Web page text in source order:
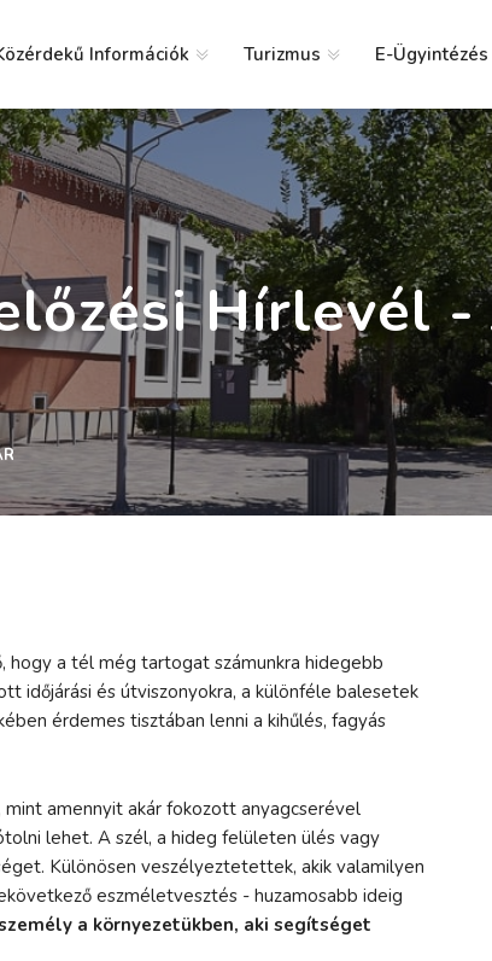
Információk Turizmus E-Ügyintézés
Hírlevél -
hogy a tél még tartogat számunkra hidegebb
időjárási és útviszonyokra, a különféle balesetek
érdemes tisztában lenni a kihűlés, fagyás
amennyit akár fokozott anyagcserével
lehet. A szél, a hideg felületen ülés vagy
Különösen veszélyeztetettek, akik valamilyen
eszméletvesztés - huzamosabb ideig
a környezetükben, aki segítséget